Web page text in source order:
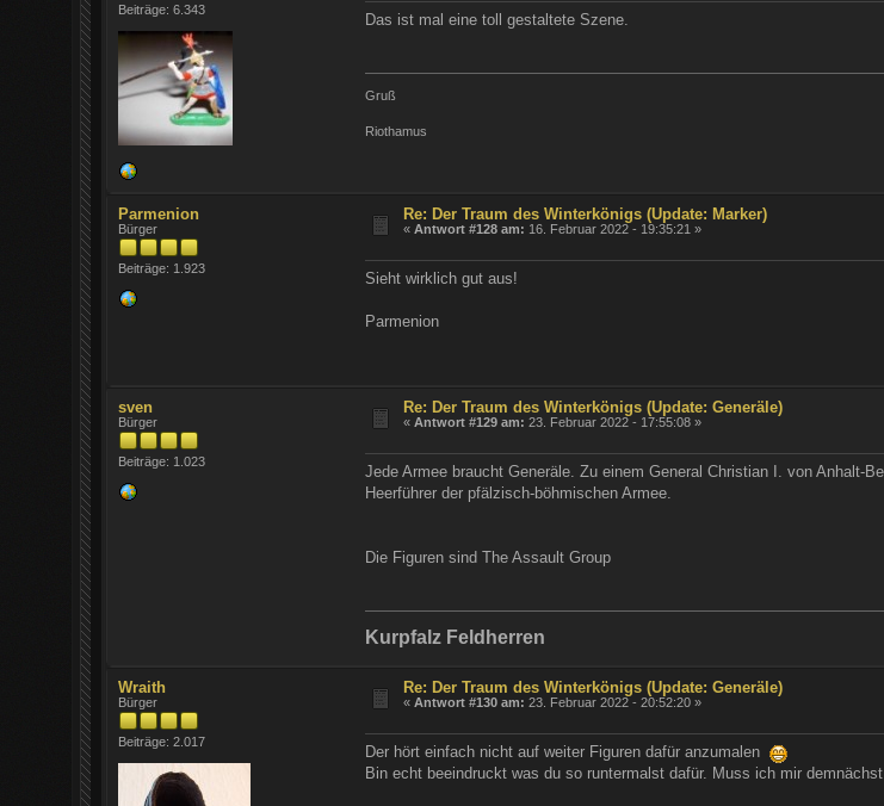
Beiträge: 6.343
Das ist mal eine toll gestaltete Szene.
Gruß
Riothamus
Parmenion
Bürger
Beiträge: 1.923
Re: Der Traum des Winterkönigs (Update: Marker)
«Antwort #128 am: 16. Februar 2022 - 19:35:21 »
Sieht wirklich gut aus!
Parmenion
sven
Bürger
Beiträge: 1.023
Re: Der Traum des Winterkönigs (Update: Generäle)
«Antwort #129 am: 23. Februar 2022 - 17:55:08 »
Jede Armee braucht Generäle. Zu einem General Christian I. von Anhalt-
Heerführer der pfälzisch-böhmischen Armee.
Die Figuren sind The Assault Group
Kurpfalz Feldherren
Wraith
Bürger
Beiträge: 2.017
Re: Der Traum des Winterkönigs (Update: Generäle)
«Antwort #130 am: 23. Februar 2022 - 20:52:20 »
Der hört einfach nicht auf weiter Figuren dafür anzumalen
Bin echt beeindruckt was du so runtermalst dafür. Muss ich mir